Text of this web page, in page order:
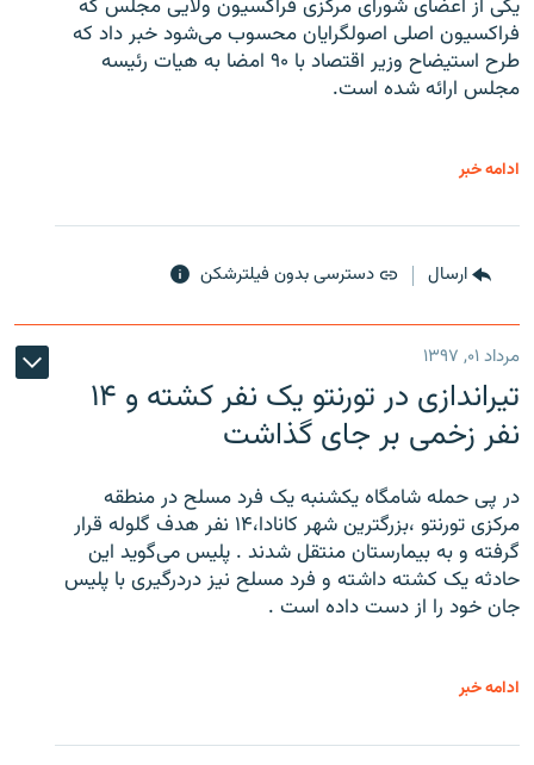
یکی از اعضای شورای مرکزی فراکسیون ولایی مجلس که
فراکسیون اصلی اصولگرایان محسوب می‌شود خبر داد که
طرح استیضاح وزیر اقتصاد با ۹۰ امضا به هیات رئیسه
مجلس ارائه شده است.
ادامه خبر
ارسال دسترسی بدون فیلترشکن
مرداد ۰۱, ۱۳۹۷
تیراندازی در تورنتو یک نفر کشته و ۱۴
نفر زخمی بر جای گذاشت
در پی حمله شامگاه یکشنبه یک فرد مسلح در منطقه
مرکزی تورنتو ،‌بزرگترین شهر کانادا،۱۴ نفر هدف گلوله قرار
گرفته و به بیمارستان منتقل شدند . پلیس می‌گوید این
حادثه یک کشته داشته و فرد مسلح نیز دردرگیری با پلیس
جان خود را از دست داده است .
ادامه خبر